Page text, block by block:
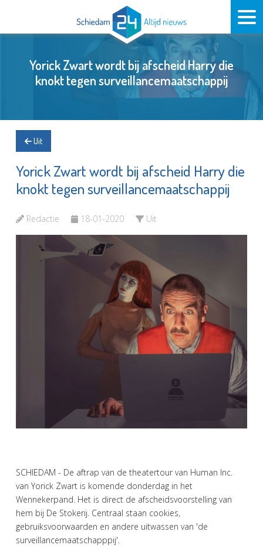
Yorick Zwart wordt bij afscheid Harry die
knokt tegen surveillancemaatschappij
Uit
Yorick Zwart wordt bij afscheid Harry die
knokt tegen surveillancemaatschappij
Redactie 18-01-2020 Uit
SCHIEDAM - De aftrap van de theatertour van Human Inc.
van Yorick Zwart is komende donderdag in het
Wennekerpand. Het is direct de afscheidsvoorstelling van
hem bij De Stokerij. Centraal staan cookies,
gebruiksvoorwaarden en andere uitwassen van 'de
surveillancemaatschapppij'.